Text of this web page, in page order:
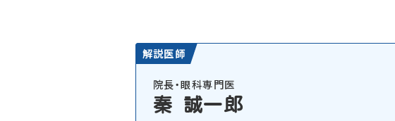
解説医師
院長・眼科専門医
秦 誠一郎